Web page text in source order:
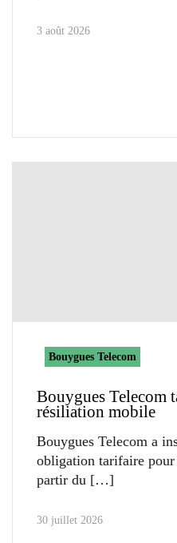
3 août 2026
Bouygues Telecom
Bouygues Telecom
résiliation mobile
Bouygues Telecom a
obligation tarifaire
partir du
30 juillet 2026